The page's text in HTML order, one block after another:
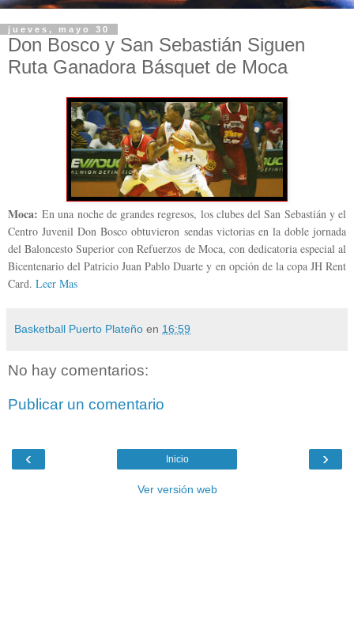
jueves, mayo 30
Don Bosco y San Sebastián Siguen
Ruta Ganadora Básquet de Moca
Moca: En una noche de grandes regresos, los clubes del San Sebastián y el
Centro Juvenil Don Bosco obtuvieron sendas victorias en la doble jornada
del Baloncesto Superior con Refuerzos de Moca, con dedicatoria especial al
Bicentenario del Patricio Juan Pablo Duarte y en opción de la copa JH Rent
Card. Leer Mas
Basketball Puerto Plateño en 16:59
No hay comentarios:
Publicar un comentario
‹ ›
Inicio
Ver versión web